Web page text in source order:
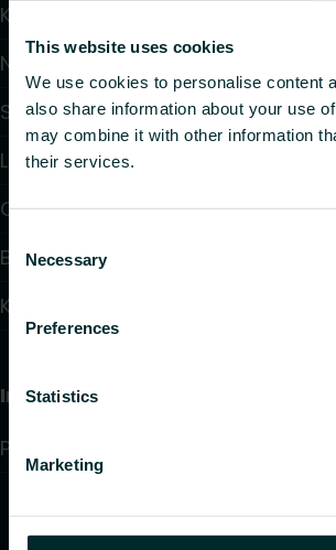
This website uses cookies
We use cookies to personalise content
also share information about your use
may combine it with other information
their services.
Selection
Necessary
Preferences
Statistics
Marketing
Kalkulatorer
Nedlastinger
Support
Løsninger
Om oss
Bloggartikler
Kontakt
Information
Personvernerklaering